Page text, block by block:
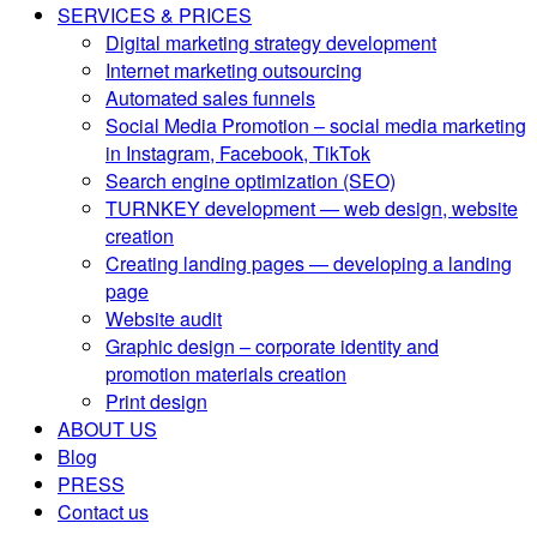
SERVICES & PRICES
Digital marketing strategy development
Internet marketing outsourcing
Automated sales funnels
Social Media Promotion – social media marketing
in Instagram, Facebook, TikTok
Search engine optimization (SEO)
TURNKEY development — web design, website
creation
Creating landing pages — developing a landing
page
Website audit
Graphic design – corporate identity and
promotion materials creation
Print design
ABOUT US
Blog
PRESS
Contact us